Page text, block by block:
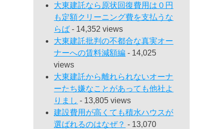
大東建託なら原状回復費用は０円
も定額クリーニング費を支払うな
らば - 14,352 views
大東建託批判の不都合な真実オー
ナーへの賃料減額編 - 14,025
views
大東建託から離れられないオーナ
ーたち嫌なことがあっても他社よ
りまし - 13,805 views
建設費用が高くても積水ハウスが
選ばれるのはなぜ？ - 13,070